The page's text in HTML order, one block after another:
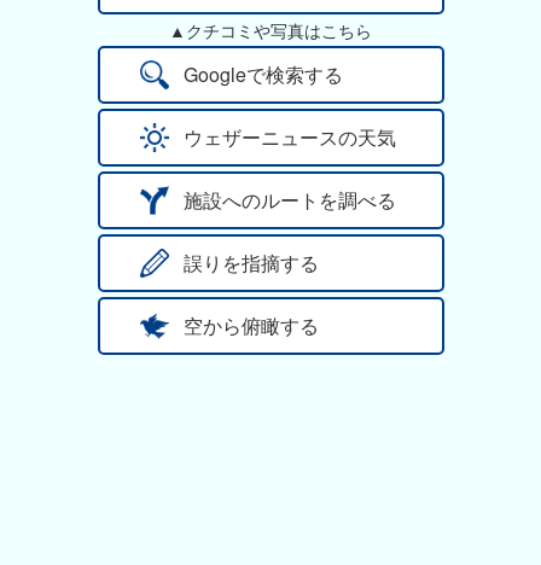
▲クチコミや写真はこちら
Googleで検索する
ウェザーニュースの天気
施設へのルートを調べる
誤りを指摘する
空から俯瞰する